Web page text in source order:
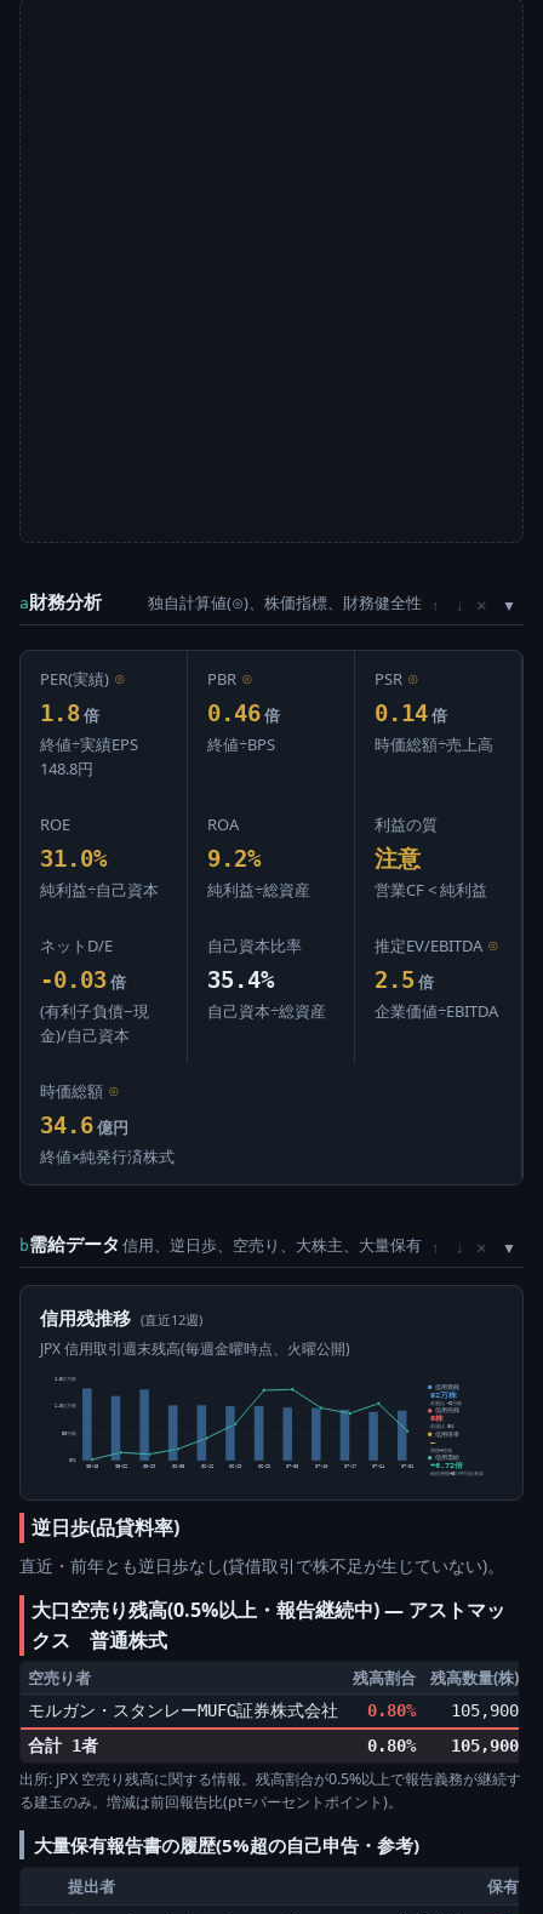
a財務分析 独自計算値(⊙)、株価指標、財務健全性 ↑ ↓ ×
PER(実績) ⊙
1.8 倍
終値÷実績EPS
148.8円
PBR ⊙
0.46 倍
終値÷BPS
PSR ⊙
0.14 倍
時価総額÷売上高
ROE
31.0%
純利益÷自己資本
ROA
9.2%
純利益÷総資産
利益の質
注意
営業CF < 純利益
ネットD/E
-0.03 倍
(有利子負債−現
金)/自己資本
自己資本比率
35.4%
自己資本÷総資産
推定EV/EBITDA ⊙
2.5 倍
企業価値÷EBITDA
時価総額 ⊙
34.6 億円
終値×純発行済株式
b需給データ 信用、逆日歩、空売り、大株主、大量保有 ↑ ↓ ×
信用残推移 (直近12週)
JPX 信用取引週末残高(毎週金曜時点、火曜公開)
0株
50万株
1.0百万株
1.5百万株
05-15 05-22 05-29 06-05 06-12 06-19 06-26 07-03 07-10 07-17 07-24 07-31
信用買残
92万株
前週比 +2万株
信用売残
0株
前週比 0株
信用倍率
―
買残÷売残
信用需給
+6.72倍
純信用残÷5日平均出来高
逆日歩(品貸料率)
直近・前年とも逆日歩なし(貸借取引で株不足が生じていない)。
大口空売り残高(0.5%以上・報告継続中) ― アストマッ
クス 普通株式
空売り者 残高割合 残高数量(株)
モルガン・スタンレーMUFG証券株式会社 0.80% 105,900
合計 1者
0.80% 105,900
出所: JPX 空売り残高に関する情報。残高割合が0.5%以上で報告義務が継続す
る建玉のみ。増減は前回報告比(pt=パーセントポイント)。
大量保有報告書の履歴(5%超の自己申告・参考)
提出者
保有割